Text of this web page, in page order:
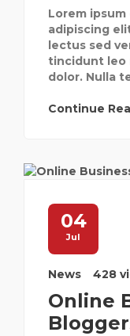
Lorem
adipiscing
lectus sed
tincidunt leo
dolor. Nulla
Continue
04
Jul
News 428
Online